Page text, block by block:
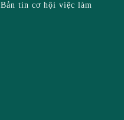
Bản tin cơ hội việc làm